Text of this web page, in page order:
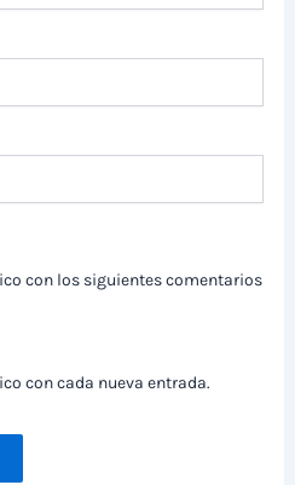
con los siguientes comentarios
con cada nueva entrada.